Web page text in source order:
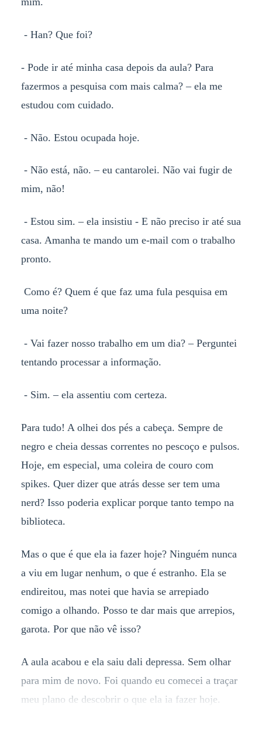
- Han? Que foi?
- Pode ir até minha casa depois da aula? Para
fazermos a pesquisa com mais calma? – ela me
estudou com cuidado.
- Não. Estou ocupada hoje.
- Não está, não. – eu cantarolei. Não vai fugir de
mim, não!
- Estou sim. – ela insistiu - E não preciso ir até sua
casa. Amanha te mando um e-mail com o trabalho
pronto.
Como é? Quem é que faz uma fula pesquisa em
uma noite?
- Vai fazer nosso trabalho em um dia? – Perguntei
tentando processar a informação.
- Sim. – ela assentiu com certeza.
Para tudo! A olhei dos pés a cabeça. Sempre de
negro e cheia dessas correntes no pescoço e pulsos.
Hoje, em especial, uma coleira de couro com
spikes. Quer dizer que atrás desse ser tem uma
nerd? Isso poderia explicar porque tanto tempo na
biblioteca.
Mas o que é que ela ia fazer hoje? Ninguém nunca
a viu em lugar nenhum, o que é estranho. Ela se
endireitou, mas notei que havia se arrepiado
comigo a olhando. Posso te dar mais que arrepios,
garota. Por que não vê isso?
A aula acabou e ela saiu dali depressa. Sem olhar
para mim de novo. Foi quando eu comecei a traçar
meu plano de descobrir o que ela ia fazer hoje.